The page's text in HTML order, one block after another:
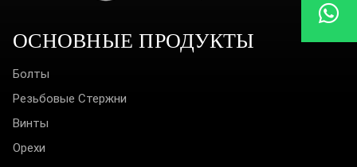
ОСНОВНЫЕ ПРОДУКТЫ
Болты
Резьбовые Стержни
Винты
Орехи